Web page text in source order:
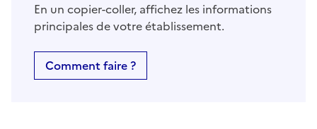
En un copier-coller, affichez les informations
principales de votre établissement.
Comment faire ?